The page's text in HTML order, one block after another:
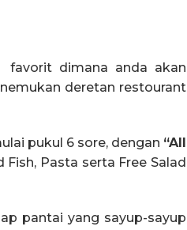
favorit dimana anda akan
deretan restourant
pukul 6 sore, dengan “All
Pasta serta Free Salad
pantai yang sayup-sayup